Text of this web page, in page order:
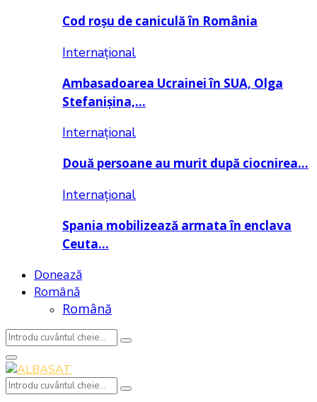
Cod roșu de caniculă în România
Internațional
Ambasadoarea Ucrainei în SUA, Olga
Stefanișina,…
Internațional
Două persoane au murit după ciocnirea…
Internațional
Spania mobilizează armata în enclava
Ceuta…
Donează
Română
Română
Search
for:
Search
Primary
Menu
Search
Search